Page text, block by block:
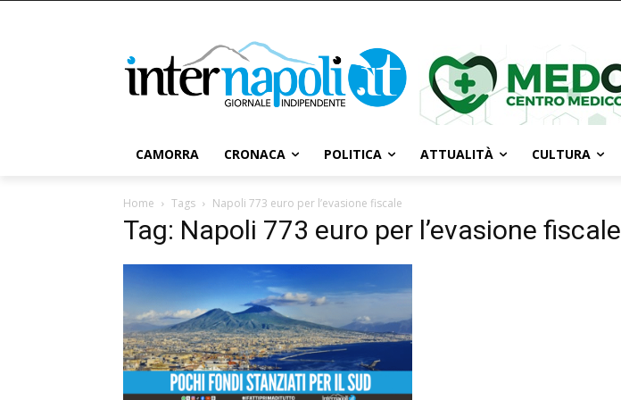
CAMORRA CRONACA POLITICA ATTUALITÀ CULTURA
Home Tags Napoli 773 euro per l’evasione fiscale
Tag: Napoli 773 euro per l’evasione fiscale